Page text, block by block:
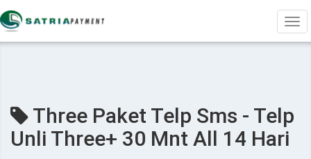
Three Paket Telp Sms - Telp
Unli Three+ 30 Mnt All 14 Hari